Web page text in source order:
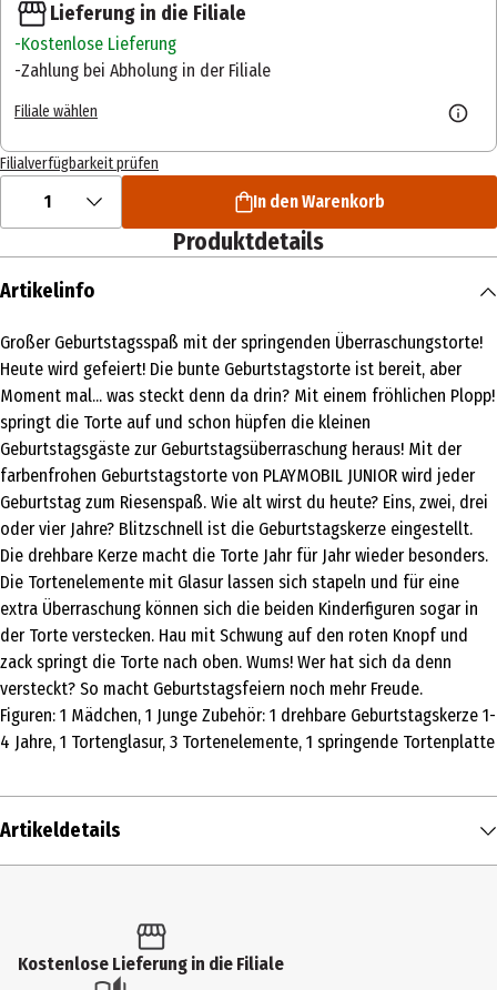
Lieferung in die Filiale
Kostenlose Lieferung
Zahlung bei Abholung in der Filiale
Filiale wählen
Filialverfügbarkeit prüfen
1 In den Warenkorb
Produktdetails
Artikelinfo
Großer Geburtstagsspaß mit der springenden Überraschungstorte!
Heute wird gefeiert! Die bunte Geburtstagstorte ist bereit, aber
Moment mal... was steckt denn da drin? Mit einem fröhlichen Plopp!
springt die Torte auf und schon hüpfen die kleinen
Geburtstagsgäste zur Geburtstagsüberraschung heraus! Mit der
farbenfrohen Geburtstagstorte von PLAYMOBIL JUNIOR wird jeder
Geburtstag zum Riesenspaß. Wie alt wirst du heute? Eins, zwei, drei
oder vier Jahre? Blitzschnell ist die Geburtstagskerze eingestellt.
Die drehbare Kerze macht die Torte Jahr für Jahr wieder besonders.
Die Tortenelemente mit Glasur lassen sich stapeln und für eine
extra Überraschung können sich die beiden Kinderfiguren sogar in
der Torte verstecken. Hau mit Schwung auf den roten Knopf und
zack springt die Torte nach oben. Wums! Wer hat sich da denn
versteckt? So macht Geburtstagsfeiern noch mehr Freude.
Figuren: 1 Mädchen, 1 Junge Zubehör: 1 drehbare Geburtstagskerze 1-
4 Jahre, 1 Tortenglasur, 3 Tortenelemente, 1 springende Tortenplatte
Artikeldetails
Produkttyp
Kostenlose Lieferung in die Filiale